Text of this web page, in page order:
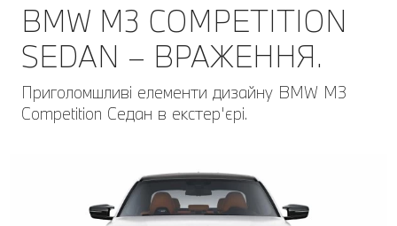
BMW M3 COMPETITION
SEDAN – ВРАЖЕННЯ.
Приголомшливі елементи дизайну BMW M3
Competition Седан в екстер'єрі.